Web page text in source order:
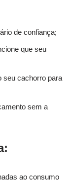
de confiança;
que seu
seu cachorro para
sem a
ao consumo